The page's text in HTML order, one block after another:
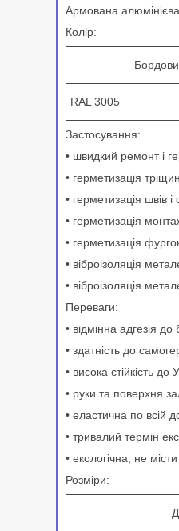
Армована
Колір:
RAL 3005
Застосування:
• швидкий ремонт і
• герметизація
• герметизація швів і
• герметизація
• герметизація
• віброізоляція
• віброізоляція
Переваги:
• відмінна адгезія до
• здатність до
• висока стійкість
• руки та поверхня
• еластична по всій
• тривалий термін
• екологічна, не
Розміри: